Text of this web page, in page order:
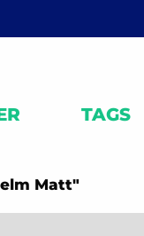
TAGS
Matt"